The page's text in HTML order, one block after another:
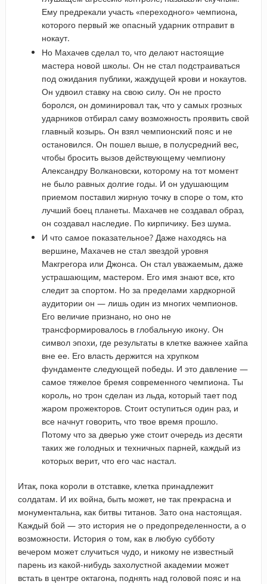
Ему предрекали участь «переходного» чемпиона,
которого первый же опасный ударник отправит в
нокаут.
Но Махачев сделал то, что делают настоящие
мастера новой школы. Он не стал подстраиваться
под ожидания публики, жаждущей крови и нокаутов.
Он удвоил ставку на свою силу. Он не просто
боролся, он доминировал так, что у самых грозных
ударников отбирал саму возможность проявить свой
главный козырь. Он взял чемпионский пояс и не
остановился. Он пошел выше, в полусредний вес,
чтобы бросить вызов действующему чемпиону
Александру Волкановски, которому на тот момент
не было равных долгие годы. И он удушающим
приемом поставил жирную точку в споре о том, кто
лучший боец планеты. Махачев не создавал образ,
он создавал наследие. По кирпичику. Без шума.
И что самое показательное? Даже находясь на
вершине, Махачев не стал звездой уровня
Макгрегора или Джонса. Он стал уважаемым, даже
устрашающим, мастером. Его имя знают все, кто
следит за спортом. Но за пределами хардкорной
аудитории он — лишь один из многих чемпионов.
Его величие признано, но оно не
трансформировалось в глобальную икону. Он
символ эпохи, где результаты в клетке важнее хайпа
вне ее. Его власть держится на хрупком
фундаменте следующей победы. И это давление —
самое тяжелое бремя современного чемпиона. Ты
король, но трон сделан из льда, который тает под
жаром прожекторов. Стоит оступиться один раз, и
все начнут говорить, что твое время прошло.
Потому что за дверью уже стоит очередь из десяти
таких же голодных и техничных парней, каждый из
которых верит, что его час настал.
Итак, пока короли в отставке, клетка принадлежит
солдатам. И их война, быть может, не так прекрасна и
монументальна, как битвы титанов. Зато она настоящая.
Каждый бой — это история не о предопределенности, а о
возможности. История о том, как в любую субботу
вечером может случиться чудо, и никому не известный
парень из какой-нибудь захолустной академии может
встать в центре октагона, поднять над головой пояс и на